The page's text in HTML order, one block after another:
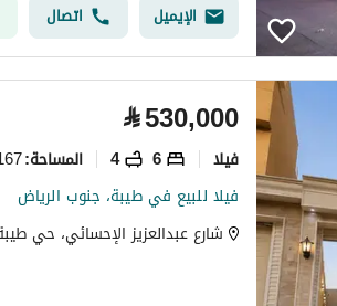
الإيميل اتصال
⃁530,000
فیلا 6
4 المساحة:
167
فيلا للبيع في طيبة، جنوب الرياض
شارع عبدالعزيز الإحسائي، حي